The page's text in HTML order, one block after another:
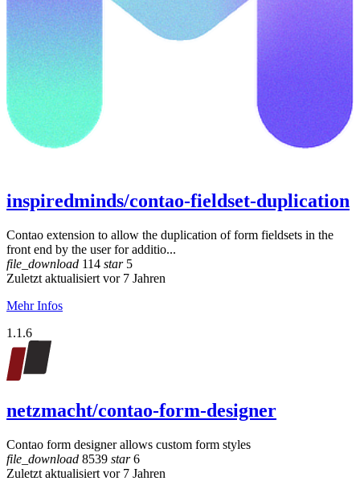
inspiredminds/contao-fieldset-duplication
Contao extension to allow the duplication of form fieldsets in the
front end by the user for additio...
file_download 114 star5
Zuletzt aktualisiert vor 7 Jahren
Mehr Infos
1.1.6
netzmacht/contao-form-designer
Contao form designer allows custom form styles
file_download 8539 star6
Zuletzt aktualisiert vor 7 Jahren